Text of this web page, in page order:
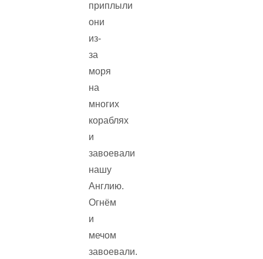
приплыли
они
из-
за
моря
на
многих
кораблях
и
завоевали
нашу
Англию.
Огнём
и
мечом
завоевали.